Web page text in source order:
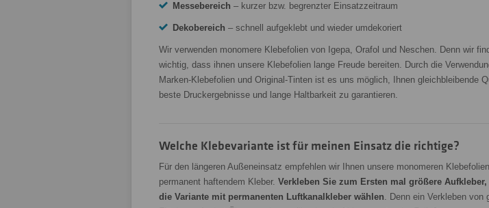
Messebereich – kurzer bzw. begrenzter Einsatzzeitraum
Dekobereich – schnell aufgeklebt und wieder umdekoriert
Wir verwenden monomere Klebefolien von Igepa, Orafol und Neschen. Denn wir
wichtig, dass ihnen unsere Klebefolien lange Freude bereiten. Durch die
Marken-Klebefolien und Original-Tinten ist es uns möglich, Ihnen gleichbleibende
beste Druckergebnisse und lange Haltbarkeit zu garantieren.
Welche Klebevariante ist für meinen Einsatz die richtige?
Für den längeren Außeneinsatz empfehlen wir Ihnen unsere monomeren
permanent haftendem Kleber. Verkleben Sie zum Ersten mal größere
die Variante mit permanenten Luftkanalkleber wählen. Denn ein Verkleben von